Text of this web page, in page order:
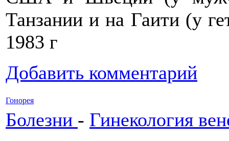
Танзании и на Гаити (у
1983 г
Добавить комментарий
Гонорея
Болезни - Гинекология